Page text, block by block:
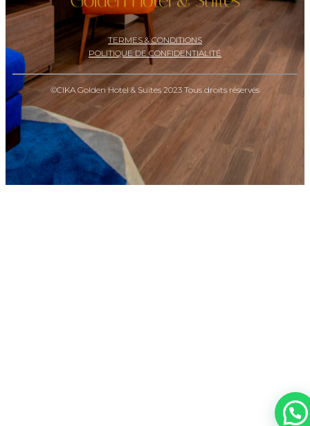
TERMES & CONDITIONS
POLITIQUE DE CONFIDENTIALITÉ
©CIKA Golden Hotel & Suites 2023 Tous droits réservés